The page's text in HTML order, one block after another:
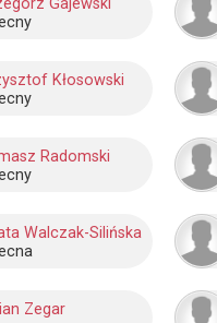
Gajewski
Kłosowski
Radomski
Walczak-Silińska
Zegar